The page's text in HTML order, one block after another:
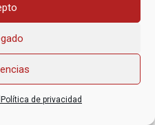
Política de privacidad